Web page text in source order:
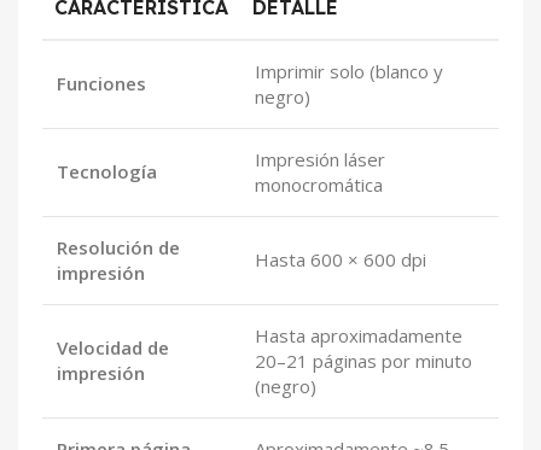
CARACTERÍSTICA DETALLE
Funciones
Imprimir solo (blanco y
negro)
Tecnología
Impresión láser
monocromática
Resolución de
impresión
Hasta 600 × 600 dpi
Velocidad de
impresión
Hasta aproximadamente
20–21 páginas por minuto
(negro)